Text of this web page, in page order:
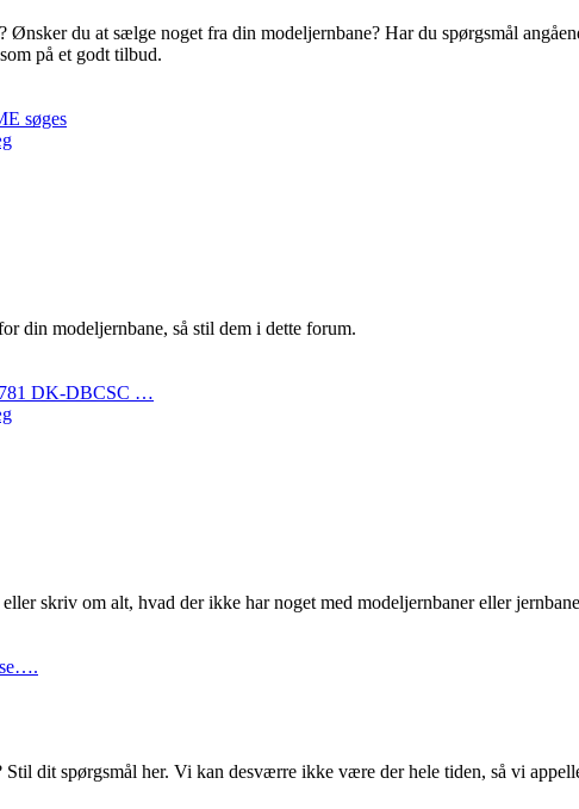
Ønsker du at sælge noget fra din modeljernbane? Har du spørgsmål
på et godt tilbud.
søges
din modeljernbane, så stil dem i dette forum.
781 DK-DBCSC …
skriv om alt, hvad der ikke har noget med modeljernbaner eller
dit spørgsmål her. Vi kan desværre ikke være der hele tiden, så vi